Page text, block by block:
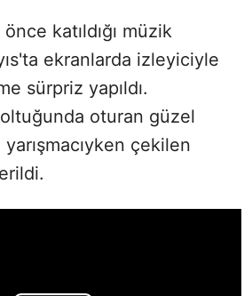
katıldığı müzik
ekranlarda izleyiciyle
sürpriz yapıldı.
oturan güzel
çekilen